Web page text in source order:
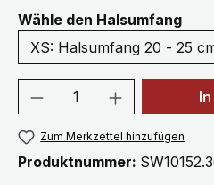
Wähle den Halsumfang
Produkt Anzahl:
Zum Merkzettel hinzufügen
Produktnummer: